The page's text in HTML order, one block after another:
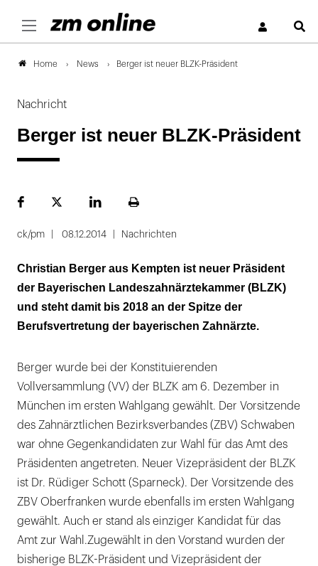
Home News Berger ist neuer BLZK-Präsident
Nachricht
Berger ist neuer BLZK-Präsident
FacebookPlattformLinekdInSeite
ck/pm 08.12.2014 Nachrichten
Christian Berger aus Kempten ist neuer Präsident
der Bayerischen Landeszahnärztekammer (BLZK)
und steht damit bis 2018 an der Spitze der
Berufsvertretung der bayerischen Zahnärzte.
Berger wurde bei der Konstituierenden
Vollversammlung (VV) der BLZK am 6. Dezember in
München im ersten Wahlgang gewählt. Der Vorsitzende
des Zahnärztlichen Bezirksverbandes (ZBV) Schwaben
war ohne Gegenkandidaten zur Wahl für das Amt des
Präsidenten angetreten. Neuer Vizepräsident der BLZK
ist Dr. Rüdiger Schott (Sparneck). Der Vorsitzende des
ZBV Oberfranken wurde ebenfalls im ersten Wahlgang
gewählt. Auch er stand als einziger Kandidat für das
Amt zur Wahl.Zugewählt in den Vorstand wurden der
bisherige BLZK-Präsident und Vizepräsident der